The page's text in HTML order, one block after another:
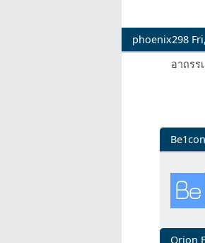
phoenix298
อาถรร
Be1con
In
reply
to
คู่
Orion